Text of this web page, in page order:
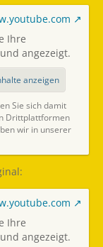
Ihre
angezeigt.
anzeigen
Sie sich damit
Drittplattformen
wir in unserer
Ihre
angezeigt.